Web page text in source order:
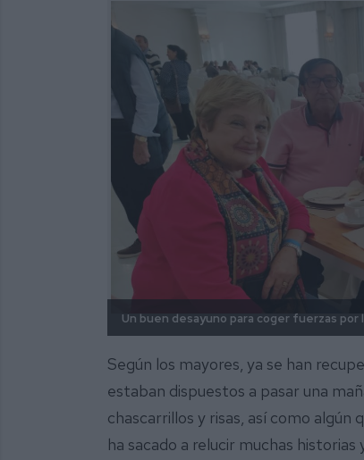
Un buen desayuno para coger fuerzas por
Según los mayores, ya se han
estaban dispuestos a pasar una
chascarrillos y risas, así como algún
ha sacado a relucir muchas